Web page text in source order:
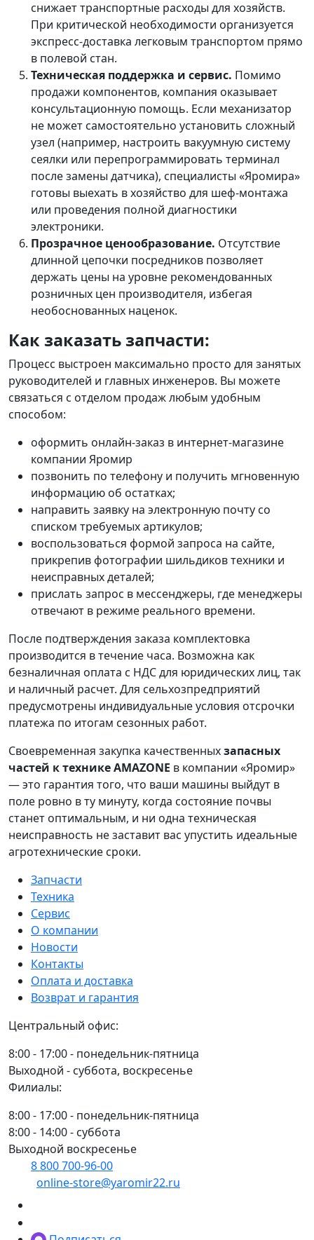
снижает транспортные расходы для хозяйств.
При критической необходимости организуется
экспресс-доставка легковым транспортом прямо
в полевой стан.
Техническая поддержка и сервис. Помимо
продажи компонентов, компания оказывает
консультационную помощь. Если механизатор
не может самостоятельно установить сложный
узел (например, настроить вакуумную систему
сеялки или перепрограммировать терминал
после замены датчика), специалисты «Яромира»
готовы выехать в хозяйство для шеф-монтажа
или проведения полной диагностики
электроники.
Прозрачное ценообразование. Отсутствие
длинной цепочки посредников позволяет
держать цены на уровне рекомендованных
розничных цен производителя, избегая
необоснованных наценок.
Как заказать запчасти:
Процесс выстроен максимально просто для занятых
руководителей и главных инженеров. Вы можете
связаться с отделом продаж любым удобным
способом:
оформить онлайн-заказ в интернет-магазине
компании Яромир
позвонить по телефону и получить мгновенную
информацию об остатках;
направить заявку на электронную почту со
списком требуемых артикулов;
воспользоваться формой запроса на сайте,
прикрепив фотографии шильдиков техники и
неисправных деталей;
прислать запрос в мессенджеры, где менеджеры
отвечают в режиме реального времени.
После подтверждения заказа комплектовка
производится в течение часа. Возможна как
безналичная оплата с НДС для юридических лиц, так
и наличный расчет. Для сельхозпредприятий
предусмотрены индивидуальные условия отсрочки
платежа по итогам сезонных работ.
Своевременная закупка качественныхзапасных
частей к технике AMAZONE в компании «Яромир»
— это гарантия того, что ваши машины выйдут в
поле ровно в ту минуту, когда состояние почвы
станет оптимальным, и ни одна техническая
неисправность не заставит вас упустить идеальные
агротехнические сроки.
Запчасти
Техника
Сервис
О компании
Новости
Контакты
Оплата и доставка
Возврат и гарантия
Центральный офис:
8:00 - 17:00 - понедельник-пятница
Выходной - суббота, воскресенье
Филиалы:
8:00 - 17:00 - понедельник-пятница
8:00 - 14:00 - суббота
Выходной воскресенье
8 800 700-96-00
online-store@yaromir22.ru